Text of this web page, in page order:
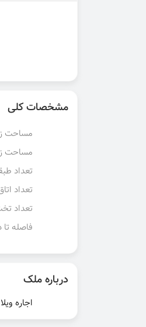
مشخصات کلی
مساحت
مساحت
تعداد
تعداد
تعداد
فاصله
درباره ملک
اجاره